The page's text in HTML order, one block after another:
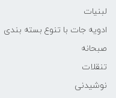
لبنیات
ادویه جات با تنوع بسته بندی
صبحانه
تنقلات
نوشیدنی